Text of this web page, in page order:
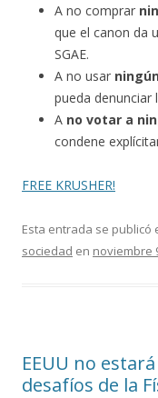
A no comprar
que el canon da
SGAE.
A no usar
pueda denunciar
A no votar a
condene
FREE KRUSHER!
Esta entrada se publicó
sociedad en noviembre
EEUU no
desafíos de la